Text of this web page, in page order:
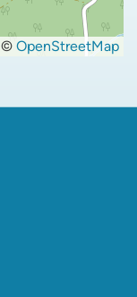
© OpenStreetMap